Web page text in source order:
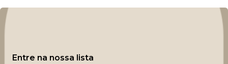
Entre na nossa lista